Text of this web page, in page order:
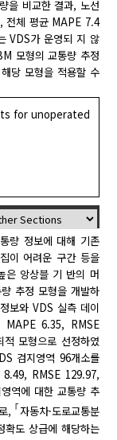
을 비교한 결과, 노선
전체 평균 MAPE 7.4
VDS가 운영되 지 않
모형의 교통량 추정
당 모형을 적용할 수
for unoperated
량 정보에 대해 기존
이 어려운 구간 등을
은 앙상블 기 반의 머
추정 모형을 개발하
보와 VDS 실측 데이
MAPE 6.35, RMSE
모형으로 선정하였
검지영역 96개소를
8.49, RMSE 129.97,
역에 대한 교통량 추
, ｢자동차·도로교통분
확도 상급에 해당하는